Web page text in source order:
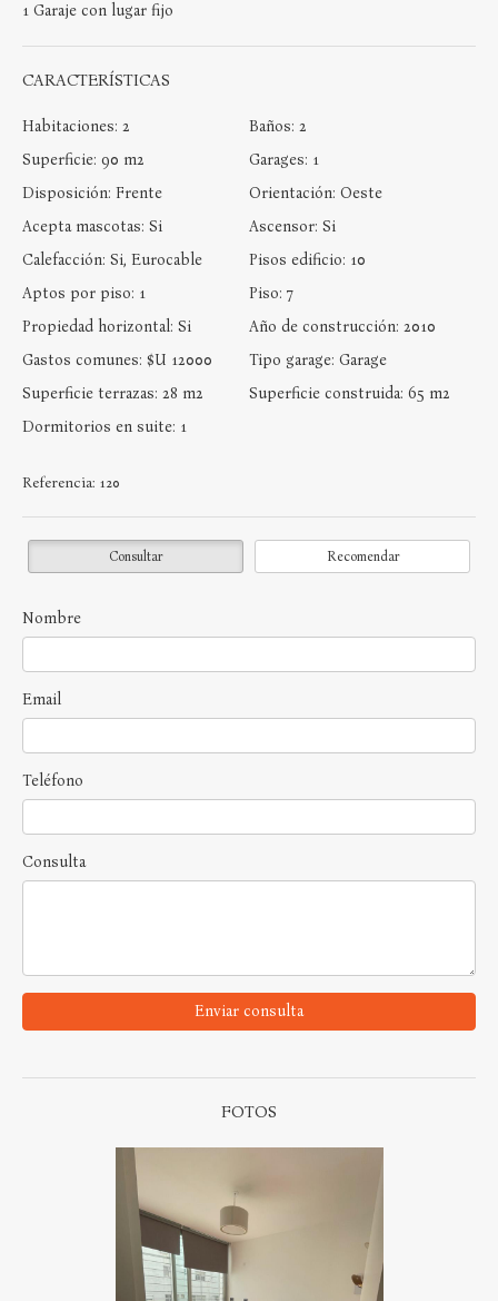
1 Garaje con lugar fijo
CARACTERÍSTICAS
Habitaciones: 2 Baños: 2
Superficie: 90 m2 Garages: 1
Disposición: Frente Orientación: Oeste
Acepta mascotas: Si Ascensor: Si
Calefacción: Si, Eurocable Pisos edificio: 10
Aptos por piso: 1 Piso: 7
Propiedad horizontal: Si Año de construcción: 2010
Gastos comunes: $U 12000 Tipo garage: Garage
Superficie terrazas: 28 m2 Superficie construida: 65 m2
Dormitorios en suite: 1
Referencia: 120
Consultar Recomendar
Nombre
Email
Teléfono
Consulta
Enviar consulta
FOTOS